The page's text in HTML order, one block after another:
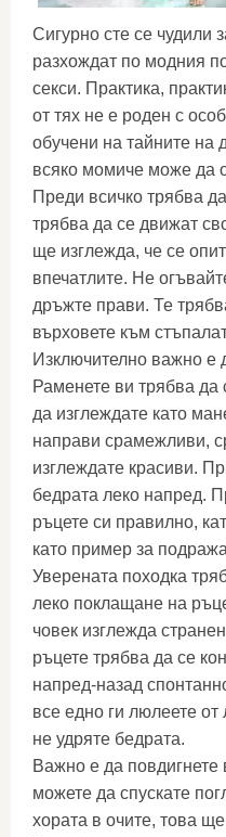
Сигурно сте се чудили
разхождат по модния
секси. Практика,
от тях не е роден с
обучени на тайните на
всяко момиче може да
Преди всичко трябва
трябва да се движат
ще изглежда, че се
впечатлите. Не
дръжте прави. Те
върховете към
Изключително важно е
Раменете ви трябва да
да изглеждате като
направи срамежливи,
изглеждате красиви.
бедрата леко напред.
ръцете си правилно,
като пример за
Уверената походка
леко поклащане на
човек изглежда
ръцете трябва да се
напред-назад
все едно ги люлеете от
не удряте бедрата.
Важно е да повдигнете
можете да спускате
хората в очите, това